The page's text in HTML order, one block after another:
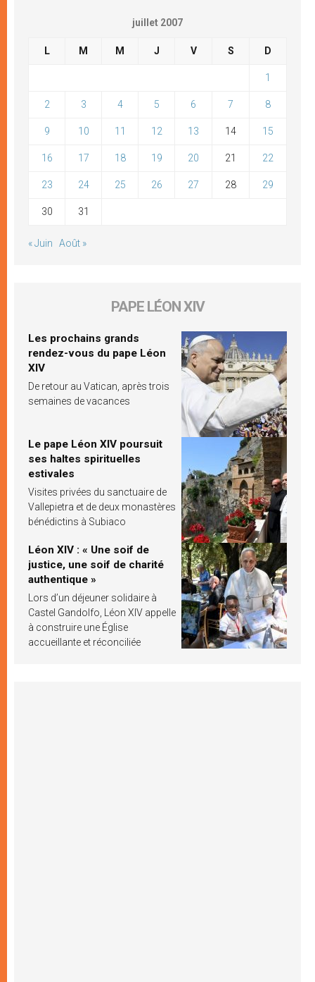
juillet 2007
L M M J V S D
1
2 3 4 5 6 7 8
9 10 11 12 13 14 15
16 17 18 19 20 21 22
23 24 25 26 27 28 29
30 31
« Juin Août »
PAPE LÉON XIV
Les prochains grands
rendez-vous du pape Léon
XIV
De retour au Vatican, après trois
semaines de vacances
Le pape Léon XIV poursuit
ses haltes spirituelles
estivales
Visites privées du sanctuaire de
Vallepietra et de deux monastères
bénédictins à Subiaco
Léon XIV : « Une soif de
justice, une soif de charité
authentique »
Lors d’un déjeuner solidaire à
Castel Gandolfo, Léon XIV appelle
à construire une Église
accueillante et réconciliée